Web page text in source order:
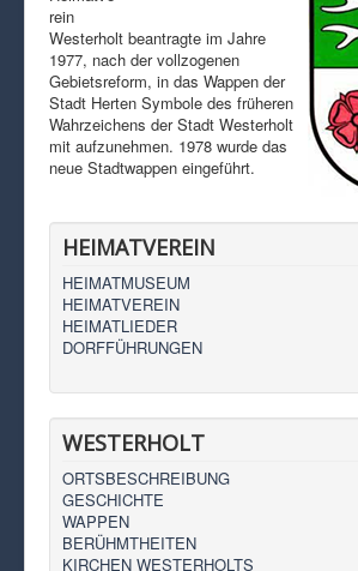
rein
Westerholt beantragte im Jahre
1977, nach der vollzogenen
Gebietsreform, in das Wappen der
Stadt Herten Symbole des früheren
Wahrzeichens der Stadt Westerholt
mit aufzunehmen. 1978 wurde das
neue Stadtwappen eingeführt.
HEIMATVEREIN
HEIMATMUSEUM
HEIMATVEREIN
HEIMATLIEDER
DORFFÜHRUNGEN
WESTERHOLT
ORTSBESCHREIBUNG
GESCHICHTE
WAPPEN
BERÜHMTHEITEN
KIRCHEN WESTERHOLTS